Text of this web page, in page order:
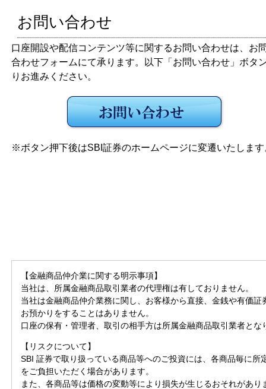
お問い合わせ
口座開設や配信コンテンツ等に関するお問い合わせは、お
合わせフォームにて承ります。以下「お問い合わせ」ボタ
りお進みください。
※ボタン押下後はSBI証券のホームページに変遷いたします
【金融商品仲介業に関する明示事項】
当社は、所属金融商品取引業者の代理権は有しておりません。
当社は金融商品仲介業務に関し、お客様から直接、金銭や有価証
お預かりをすることはありません。
口座の保有・管理者、取引の相手方は所属金融商品取引業者とな
【リスクについて】
SBI 証券で取り扱っている商品等へのご投資には、各商品毎に所
をご負担いただく場合があります。
また、各商品等は価格の変動等により損失が生じるおそれがあ